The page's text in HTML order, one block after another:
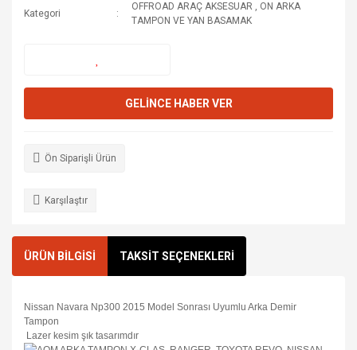
Kategori
OFFROAD ARAÇ AKSESUAR , ON ARKA
TAMPON VE YAN BASAMAK
GELİNCE HABER VER
Ön Siparişli Ürün
Karşılaştır
ÜRÜN BİLGİSİ TAKSİT SEÇENEKLERİ
Nissan Navara Np300 2015 Model Sonrası Uyumlu Arka Demir
Tampon
Lazer kesim şık tasarımdır